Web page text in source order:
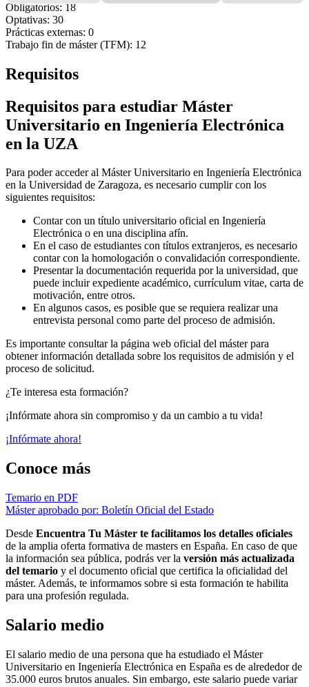
Obligatorios: 18
Optativas: 30
Prácticas externas: 0
Trabajo fin de máster (TFM): 12
Requisitos
Requisitos para estudiar Máster
Universitario en Ingeniería Electrónica
en la UZA
Para poder acceder al Máster Universitario en Ingeniería Electrónica
en la Universidad de Zaragoza, es necesario cumplir con los
siguientes requisitos:
Contar con un título universitario oficial en Ingeniería
Electrónica o en una disciplina afín.
En el caso de estudiantes con títulos extranjeros, es necesario
contar con la homologación o convalidación correspondiente.
Presentar la documentación requerida por la universidad, que
puede incluir expediente académico, currículum vitae, carta de
motivación, entre otros.
En algunos casos, es posible que se requiera realizar una
entrevista personal como parte del proceso de admisión.
Es importante consultar la página web oficial del máster para
obtener información detallada sobre los requisitos de admisión y el
proceso de solicitud.
¿Te interesa esta formación?
¡Infórmate ahora sin compromiso y da un cambio a tu vida!
¡Infórmate ahora!
Conoce más
Temario en PDF
Máster aprobado por: Boletín Oficial del Estado
Desde Encuentra Tu Máster te facilitamos los detalles oficiales
de la amplia oferta formativa de masters en España. En caso de que
la información sea pública, podrás ver la versión más actualizada
del temario y el documento oficial que certifica la oficialidad del
máster. Además, te informamos sobre si esta formación te habilita
para una profesión regulada.
Salario medio
El salario medio de una persona que ha estudiado el Máster
Universitario en Ingeniería Electrónica en España es de alrededor de
35.000 euros brutos anuales. Sin embargo, este salario puede variar